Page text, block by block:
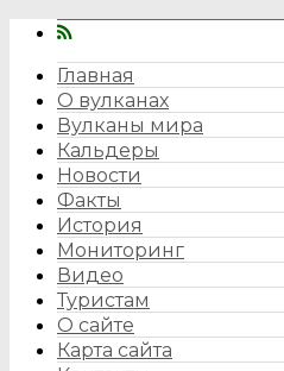
Главная
О вулканах
Вулканы мира
Кальдеры
Новости
Факты
История
Мониторинг
Видео
Туристам
О сайте
Карта сайта